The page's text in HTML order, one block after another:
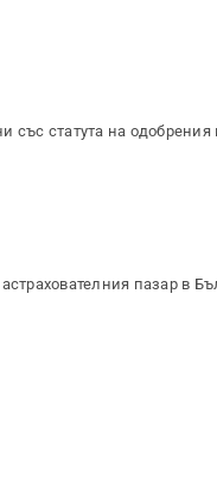
със статута на
пазар в